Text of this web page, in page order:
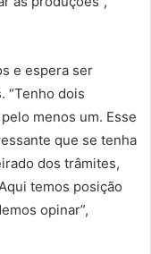
e espera ser
“Tenho dois
menos um. Esse
que se tenha
dos trâmites,
temos posição
opinar”,